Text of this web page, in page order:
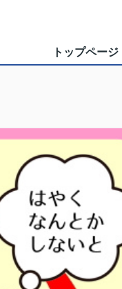
トップページ